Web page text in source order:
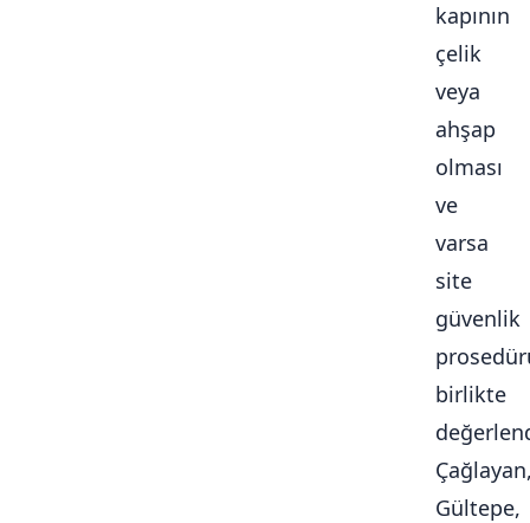
kapının
çelik
veya
ahşap
olması
ve
varsa
site
güvenlik
birlikte
Gültepe,